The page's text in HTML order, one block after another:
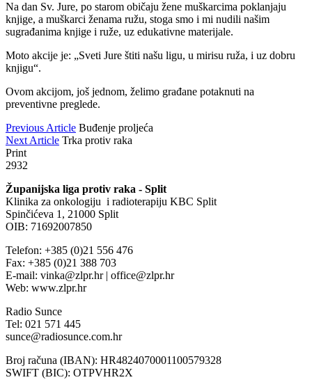
Na dan Sv. Jure, po starom običaju žene muškarcima poklanjaju
knjige, a muškarci ženama ružu, stoga smo i mi nudili našim
sugrađanima knjige i ruže, uz edukativne materijale.
Moto akcije je: „Sveti Jure štiti našu ligu, u mirisu ruža, i uz dobru
knjigu“.
Ovom akcijom, još jednom, želimo građane potaknuti na
preventivne preglede.
Previous Article Buđenje proljeća
Next Article Trka protiv raka
Print
2932
Županijska liga protiv raka - Split
Klinika za onkologiju i radioterapiju KBC Split
Spinčićeva 1, 21000 Split
OIB: 71692007850
Telefon: +385 (0)21 556 476
Fax: +385 (0)21 388 703
E-mail: vinka@zlpr.hr | office@zlpr.hr
Web: www.zlpr.hr
Radio Sunce
Tel: 021 571 445
sunce@radiosunce.com.hr
Broj računa (IBAN): HR4824070001100579328
SWIFT (BIC): OTPVHR2X